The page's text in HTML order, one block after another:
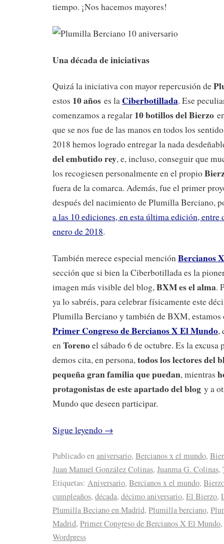
tiempo. ¡Nos hacemos mayores!
Una década de iniciativas
Quizá la iniciativa con mayor repercusión de
estos 10 años es la Ciberbotillada. Ese
comenzamos a regalar 10 botillos del Bierzo
que se nos fue de las manos en todos los
2018 hemos logrado entregar la nada
del embutido rey, e, incluso, conseguir que
los recogiesen personalmente en el propio
fuera de la comarca. Además, fue el primer
después del nacimiento de Plumilla Berciano,
a las 10 ediciones, en esta última edición,
enero de 2018.
También merece especial menciónBercianos
sección que si bien la Ciberbotillada es la
imagen más visible del blog,BXM es el alma.
ya lo sabréis, para celebrar físicamente este
Plumilla Berciano y también de BXM, estamos
Primer Congreso de Bercianos X El Mundo,
enTorenoel sábado 6 de octubre. Es la excusa
demos cita, en persona,todos los lectores del
pequeña gran familia que puedan, mientras
protagonistas de este apartado del blog y a
Mundo que deseen participar.
Sigue leyendo →
Publicado enaniversario, Bercianos x el mundo,
Juan Manuel González Colinas, Juanma G. Colinas,
Etiquetas: Aniversario, Bercianos x el mundo,
cumpleaños, década, décimo aniversario, El Bierzo,
Plumilla Beciano en Madrid, Plumilla berciano,
Madrid, Primer Congreso de Bercianos X El Mundo,
Wordpress